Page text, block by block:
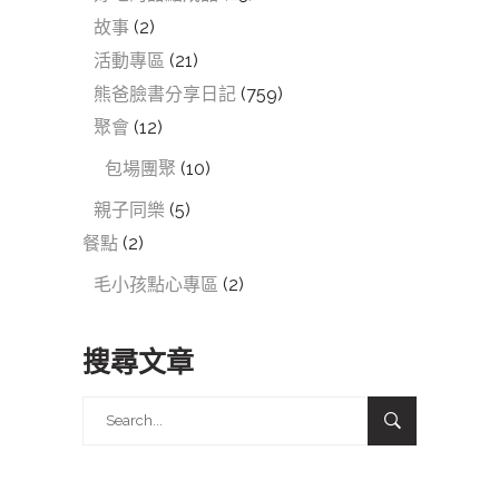
故事 (2)
活動專區 (21)
熊爸臉書分享日記 (759)
聚會 (12)
包場團聚 (10)
親子同樂 (5)
餐點 (2)
毛小孩點心專區 (2)
搜尋文章